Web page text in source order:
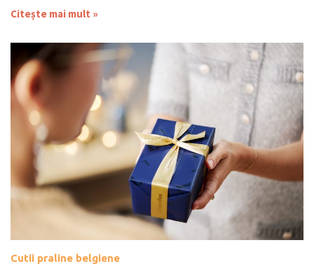
Citește mai mult »
Cutii praline belgiene